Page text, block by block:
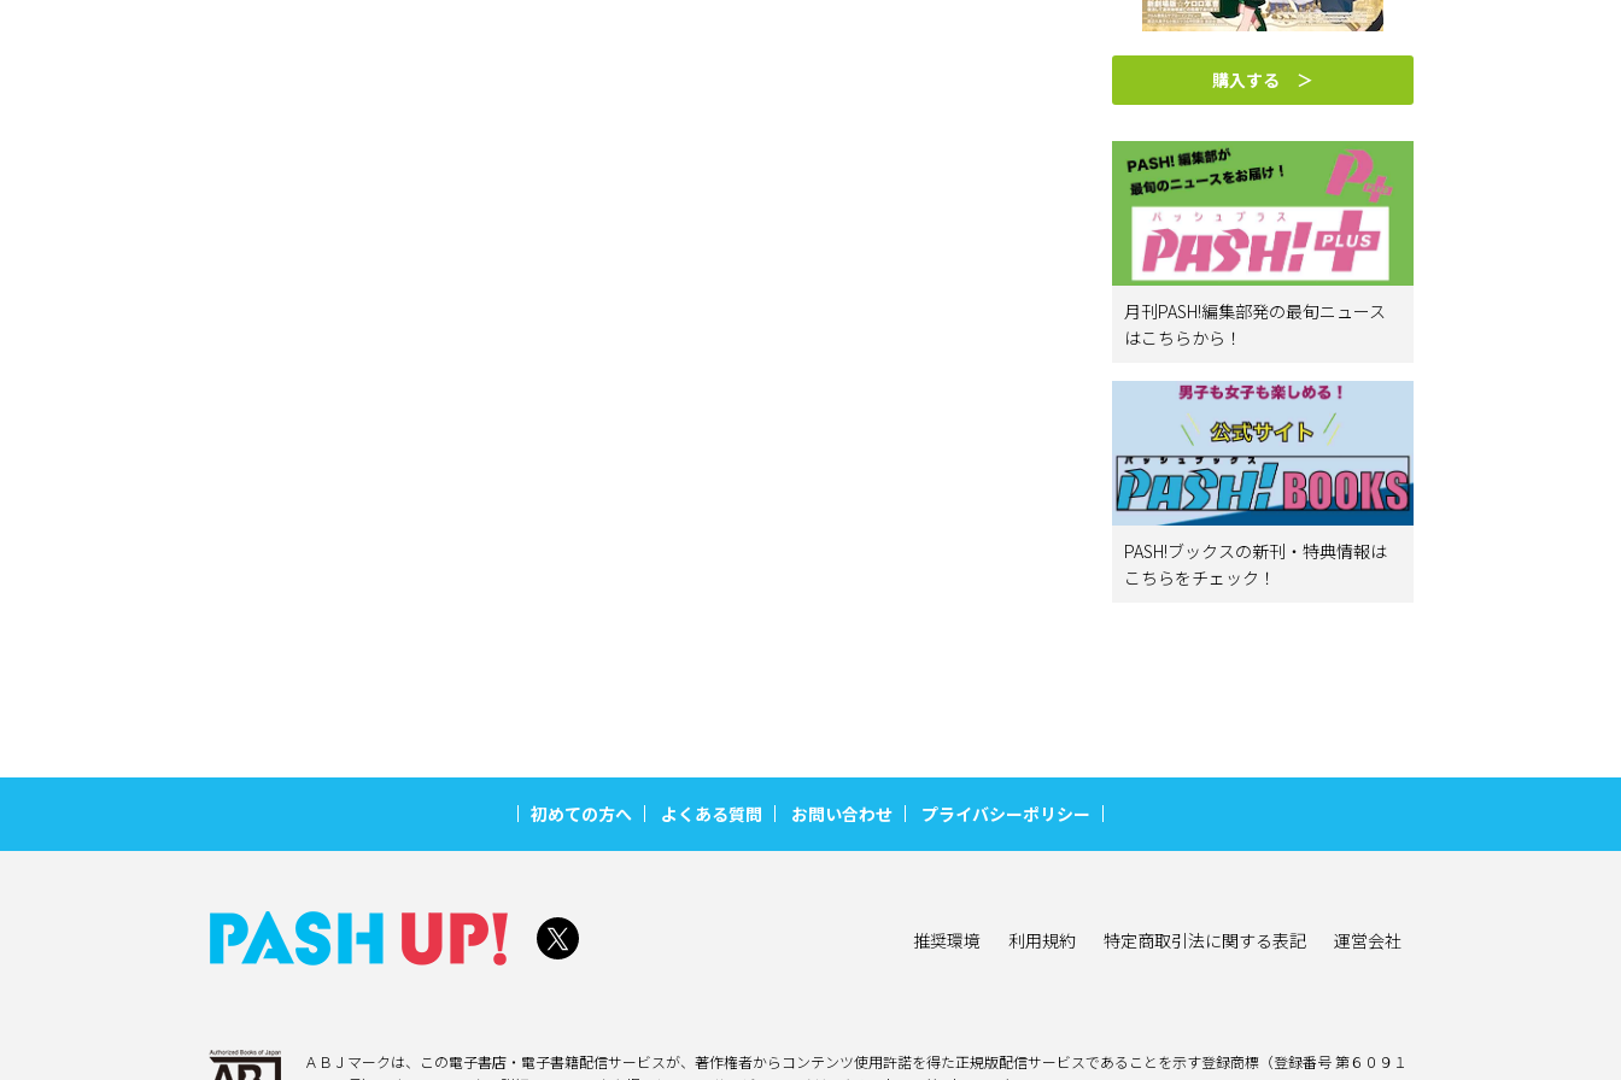
購入する ＞
月刊PASH!編集部発の最旬ニュース
はこちらから！
PASH!ブックスの新刊・特典情報は
こちらをチェック！
初めての方へ よくある質問 お問い合わせ プライバシーポリシー
ＡＢＪマークは、この電子書店・電子書籍配信サービスが、著作権者からコンテンツ使用許諾を得た正規版配信サービスであることを示す登録商標（登録番号 第６０９１
推奨環境 利用規約 特定商取引法に関する表記 運営会社